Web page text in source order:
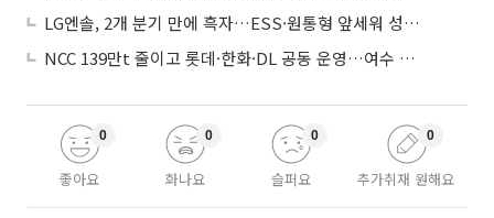
LG엔솔, 2개 분기 만에 흑자…ESS·원통형 앞세워 성장 가속
NCC 139만t 줄이고 롯데·한화·DL 공동 운영…여수 1호 본궤도
좋아요
0
화나요
0
슬퍼요
0
추가취재 원해요
0